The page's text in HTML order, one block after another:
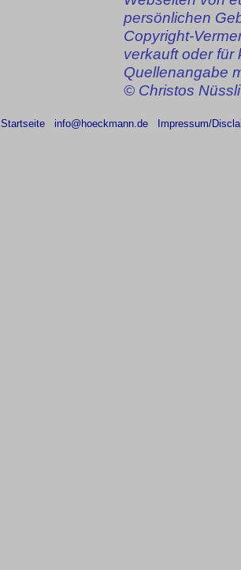
persönlichen
Copyright-
verkauft oder für
Quellenangabe
© Christos
Startseite info@hoeckmann.de Impressum/